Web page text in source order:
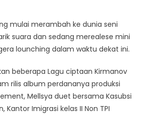
mulai merambah ke dunia seni
suara dan sedang merealese mini
lounching dalam waktu dekat ini.
beberapa Lagu ciptaan Kirmanov
rilis album perdananya produksi
Mellsya duet bersama Kasubsi
Kantor Imigrasi kelas II Non TPI